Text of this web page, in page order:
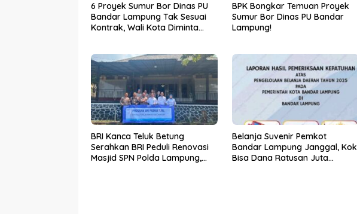
6 Proyek Sumur Bor Dinas PU
Bandar Lampung Tak Sesuai
Kontrak, Wali Kota Diminta
BPK Bongkar Temuan Proyek
Sumur Bor Dinas PU Bandar
Lampung!
BRI Kanca Teluk Betung
Serahkan BRI Peduli Renovasi
Masjid SPN Polda Lampung,
Belanja Suvenir Pemkot
Bandar Lampung Janggal, Kok
Bisa Dana Ratusan Juta